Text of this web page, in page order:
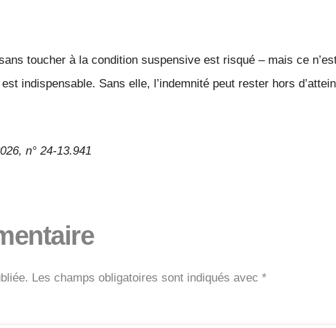
toucher à la condition suspensive est risqué – mais ce
indispensable. Sans elle, l’indemnité peut rester hors
n° 24-13.941
Les champs obligatoires sont indiqués avec *